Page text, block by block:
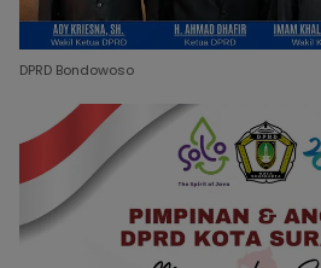
DPRD Bondowoso